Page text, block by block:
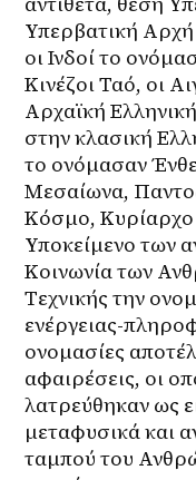
Υπερβατική
οι Ινδοί το
Κινέζοι Ταό, οι
Αρχαϊκή
στην κλασική
το ονόμασαν
Μεσαίωνα,
Κόσμο,
Υποκείμενο των
Κοινωνία των
Τεχνικής την
ενέργειας-
ονομασίες
αφαιρέσεις, οι
λατρεύθηκαν ως
μεταφυσικά και
ταμπού του